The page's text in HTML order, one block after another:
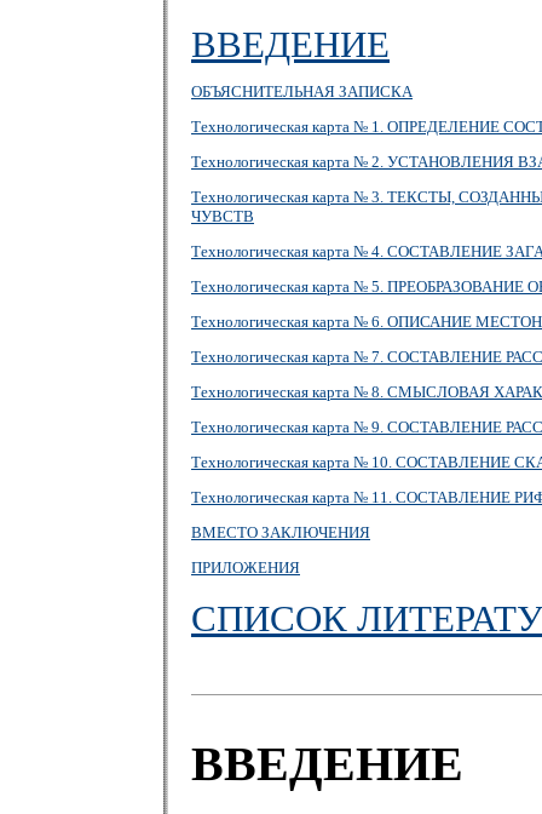
ВВЕДЕНИЕ
ОБЪЯСНИТЕЛЬНАЯ ЗАПИСКА
Технологическая карта № 1. ОПРЕДЕЛЕНИЕ
Технологическая карта № 2.
Технологическая карта № 3. ТЕКСТЫ,
ЧУВСТВ
Технологическая карта № 4. СОСТАВЛЕНИЕ
Технологическая карта № 5.
Технологическая карта № 6. ОПИСАНИЕ
Технологическая карта № 7. СОСТАВЛЕНИЕ
Технологическая карта № 8. СМЫСЛОВАЯ
Технологическая карта № 9. СОСТАВЛЕНИЕ
Технологическая карта № 10.
Технологическая карта № 11.
ВМЕСТО ЗАКЛЮЧЕНИЯ
ПРИЛОЖЕНИЯ
СПИСОК
ВВЕДЕНИЕ